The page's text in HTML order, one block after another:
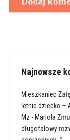
Najnowsze
Mieszkaniec
letnie dziecko –
Mz - Mariola
długofalowy